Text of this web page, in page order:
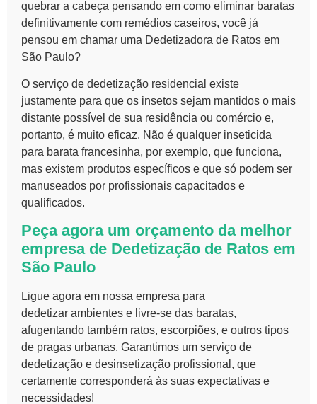
quebrar a cabeça pensando em como eliminar baratas
definitivamente com remédios caseiros, você já
pensou em chamar uma Dedetizadora de Ratos em
São Paulo?
O serviço de dedetização residencial existe
justamente para que os insetos sejam mantidos o mais
distante possível de sua residência ou comércio e,
portanto, é muito eficaz. Não é qualquer inseticida
para barata francesinha, por exemplo, que funciona,
mas existem produtos específicos e que só podem ser
manuseados por profissionais capacitados e
qualificados.
Peça agora um orçamento da melhor
empresa de Dedetização de Ratos em
São Paulo
Ligue agora em nossa empresa para
dedetizar ambientes e livre-se das baratas,
afugentando também ratos, escorpiões, e outros tipos
de pragas urbanas. Garantimos um serviço de
dedetização e desinsetização profissional, que
certamente corresponderá às suas expectativas e
necessidades!